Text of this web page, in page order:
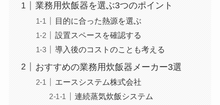
業務用炊飯器を選ぶ3つのポイント
目的に合った熱源を選ぶ
設置スペースを確認する
導入後のコストのことも考える
おすすめの業務用炊飯器メーカー3選
エースシステム株式会社
連続蒸気炊飯システム